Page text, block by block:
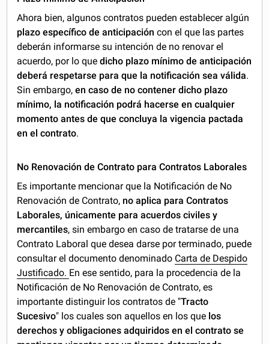
Ahora bien, algunos contratos pueden establecer algún
plazo específico de anticipación con el que las partes
deberán informarse su intención de no renovar el
acuerdo, por lo quedicho plazo mínimo de anticipación
deberá respetarse para que la notificación sea válida.
Sin embargo,en caso de no contener dicho plazo
mínimo, la notificación podrá hacerse en cualquier
momento antes de que concluya la vigencia pactada
en el contrato.
No Renovación de Contrato para Contratos Laborales
Es importante mencionar que la Notificación de No
Renovación de Contrato, no aplica para Contratos
Laborales, únicamente para acuerdos civiles y
mercantiles, sin embargo en caso de tratarse de una
Contrato Laboral que desea darse por terminado, puede
consultar el documento denominado Carta de Despido
Justificado. En ese sentido, para la procedencia de la
Notificación de No Renovación de Contrato, es
importante distinguir los contratos de "Tracto
Sucesivo" los cuales son aquellos en los que los
derechos y obligaciones adquiridos en el contrato se